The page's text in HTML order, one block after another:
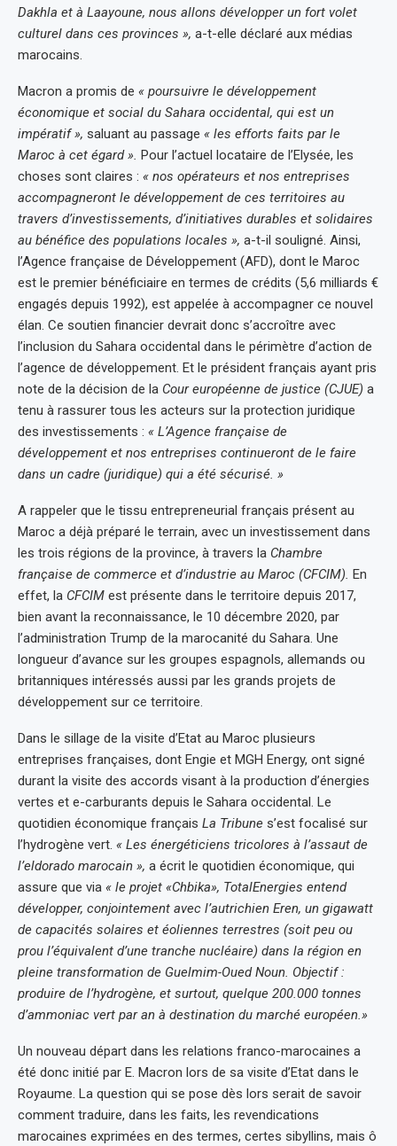
Dakhla et à Laayoune, nous allons développer un fort volet
culturel dans ces provinces », a-t-elle déclaré aux médias
marocains.
Macron a promis de « poursuivre le développement
économique et social du Sahara occidental, qui est un
impératif », saluant au passage « les efforts faits par le
Maroc à cet égard ». Pour l’actuel locataire de l’Elysée, les
choses sont claires : « nos opérateurs et nos entreprises
accompagneront le développement de ces territoires au
travers d’investissements, d’initiatives durables et solidaires
au bénéfice des populations locales », a-t-il souligné. Ainsi,
l’Agence française de Développement (AFD), dont le Maroc
est le premier bénéficiaire en termes de crédits (5,6 milliards €
engagés depuis 1992), est appelée à accompagner ce nouvel
élan. Ce soutien financier devrait donc s’accroître avec
l’inclusion du Sahara occidental dans le périmètre d’action de
l’agence de développement. Et le président français ayant pris
note de la décision de la Cour européenne de justice (CJUE) a
tenu à rassurer tous les acteurs sur la protection juridique
des investissements : « L’Agence française de
développement et nos entreprises continueront de le faire
dans un cadre (juridique) qui a été sécurisé. »
A rappeler que le tissu entrepreneurial français présent au
Maroc a déjà préparé le terrain, avec un investissement dans
les trois régions de la province, à travers la Chambre
française de commerce et d’industrie au Maroc (CFCIM). En
effet, la CFCIM est présente dans le territoire depuis 2017,
bien avant la reconnaissance, le 10 décembre 2020, par
l’administration Trump de la marocanité du Sahara. Une
longueur d’avance sur les groupes espagnols, allemands ou
britanniques intéressés aussi par les grands projets de
développement sur ce territoire.
Dans le sillage de la visite d’Etat au Maroc plusieurs
entreprises françaises, dont Engie et MGH Energy, ont signé
durant la visite des accords visant à la production d’énergies
vertes et e-carburants depuis le Sahara occidental. Le
quotidien économique français La Tribune s’est focalisé sur
l’hydrogène vert. « Les énergéticiens tricolores à l’assaut de
l’eldorado marocain », a écrit le quotidien économique, qui
assure que via « le projet «Chbika», TotalEnergies entend
développer, conjointement avec l’autrichien Eren, un gigawatt
de capacités solaires et éoliennes terrestres (soit peu ou
prou l’équivalent d’une tranche nucléaire) dans la région en
pleine transformation de Guelmim-Oued Noun. Objectif :
produire de l’hydrogène, et surtout, quelque 200.000 tonnes
d’ammoniac vert par an à destination du marché européen.»
Un nouveau départ dans les relations franco-marocaines a
été donc initié par E. Macron lors de sa visite d’Etat dans le
Royaume. La question qui se pose dès lors serait de savoir
comment traduire, dans les faits, les revendications
marocaines exprimées en des termes, certes sibyllins, mais ô